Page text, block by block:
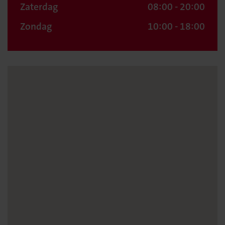
Zaterdag
08:00 - 20:00
Zondag
10:00 - 18:00